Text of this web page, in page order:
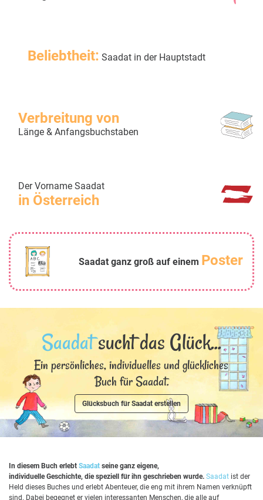
Beliebtheit: Saadat in der Hauptstadt
Verbreitung von
Länge & Anfangsbuchstaben
Der Vorname Saadat
in Österreich
Saadat ganz groß auf einem Poster
Saadatsucht das Glück...
Ein persönliches, individuelles und glückliches
Buch für Saadat.
Glücksbuch für Saadat erstellen
In diesem Buch erlebt Saadat seine ganz eigene,
individuelle Geschichte, die speziell für ihn geschrieben wurde. Saadat ist der
Held dieses Buches und erlebt Abenteuer, die eng mit ihrem Namen verknüpft
sind. Dabei begegnet er vielen interessanten Menschen, die alle auf